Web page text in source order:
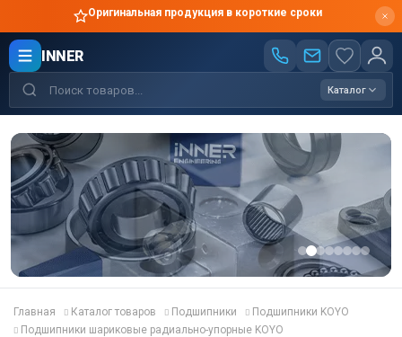
Оригинальная продукция в короткие сроки
INNER
Каталог
Главная Каталог товаров Подшипники
Подшипники KOYO
Подшипники шариковые радиально-упорные KOYO